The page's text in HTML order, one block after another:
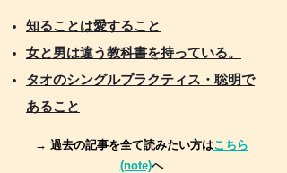
知ることは愛すること
女と男は違う教科書を持っている。
タオのシングルプラクティス・聡明で
あること
→ 過去の記事を全て読みたい方はこちら
(note)へ